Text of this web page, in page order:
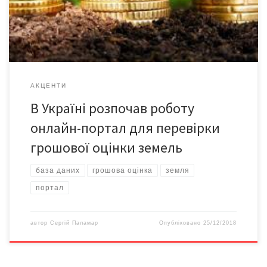
оцінки (НГО) сільськогосподарських земельних ділянок. Він
дасть змогу власникам землі, які здають ділянки в оренду,
переконатися в справедливості орендної плати і […]
АКЦЕНТИ
В Україні розпочав роботу
онлайн-портал для перевірки
грошової оцінки земель
база даних грошова оцінка земля
портал
автор Сергій Паламар Опубліковано25/12/2018